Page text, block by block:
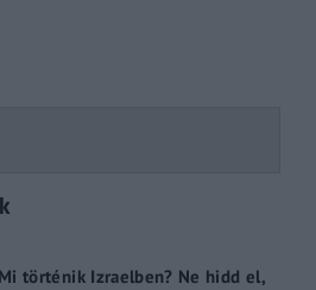
Mi történik Izraelben? Ne hidd el,